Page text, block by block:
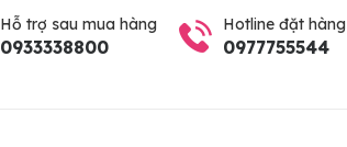
Hỗ trợ sau mua hàng
0933338800
Hotline đặt hàng
0977755544